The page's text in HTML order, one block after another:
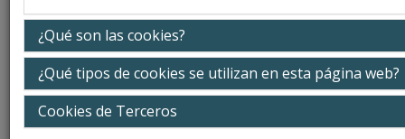
¿Qué son las cookies?
¿Qué tipos de cookies se utilizan en esta página web?
Cookies de Terceros
La ciudad
La sede
Secretaría Técnica
Jornadas anteriores